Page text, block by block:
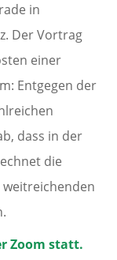
in
Der Vortrag
einer
Entgegen der
dass in der
die
Zoom statt.